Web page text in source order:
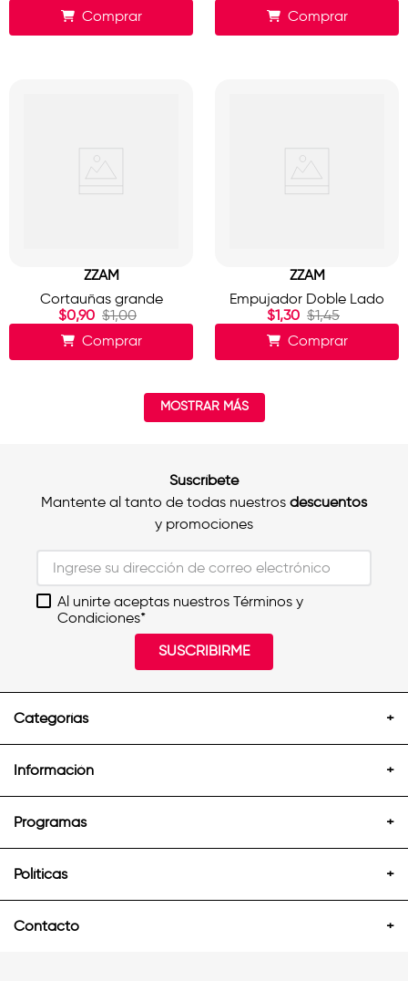
Comprar
Comprar
ZZAM
Cortauñas grande
$0,90 $1,00
Comprar
ZZAM
Empujador Doble Lado
$1,30 $1,45
Comprar
MOSTRAR MÁS
Suscríbete
Mantente al tanto de todas nuestros descuentos
y promociones
Al unirte aceptas nuestros Términos y
Condiciones*
SUSCRIBIRME
Categorías +
Información +
Programas +
Políticas +
Contacto +